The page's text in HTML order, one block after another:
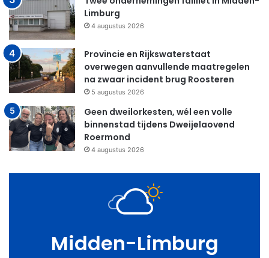
Limburg
4 augustus 2026
Provincie en Rijkswaterstaat
overwegen aanvullende maatregelen
na zwaar incident brug Roosteren
5 augustus 2026
Geen dweilorkesten, wél een volle
binnenstad tijdens Dweijelaovend
Roermond
4 augustus 2026
Midden-Limburg